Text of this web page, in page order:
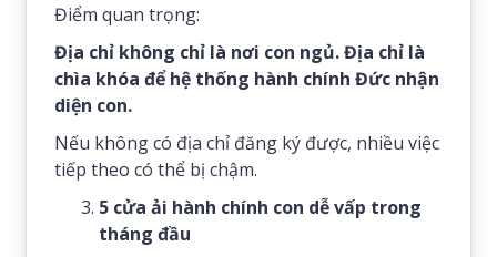
Điểm quan trọng:
Địa chỉ không chỉ là nơi con ngủ. Địa chỉ là
chìa khóa để hệ thống hành chính Đức nhận
diện con.
Nếu không có địa chỉ đăng ký được, nhiều việc
tiếp theo có thể bị chậm.
5 cửa ải hành chính con dễ vấp trong
tháng đầu